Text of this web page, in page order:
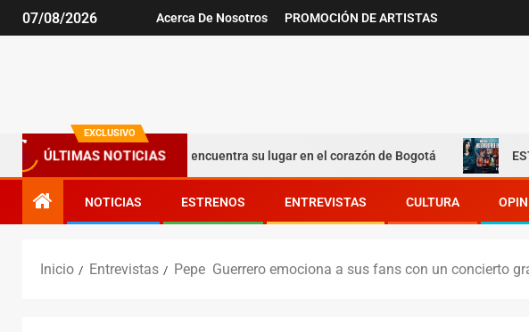
07/08/2026 Acerca De Nosotros PROMOCIÓN DE ARTISTAS
EXCLUSIVO
ÚLTIMAS NOTICIAS
argentina que encuentra su lugar en el corazón de Bogotá ESTRENOS
NOTICIAS ESTRENOS ENTREVISTAS CULTURA
Inicio Entrevistas Pepe Guerrero emociona a sus fans con un concierto